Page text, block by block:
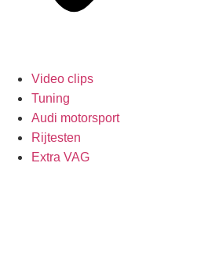
Video clips
Tuning
Audi motorsport
Rijtesten
Extra VAG